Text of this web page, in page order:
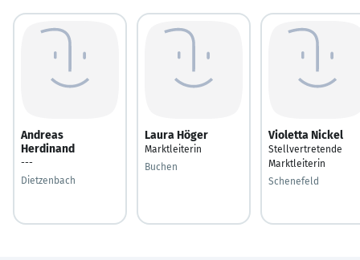
Andreas
Herdinand
---
Dietzenbach
Laura Höger
Marktleiterin
Buchen
Violetta Nickel
Stellvertretende
Marktleiterin
Schenefeld